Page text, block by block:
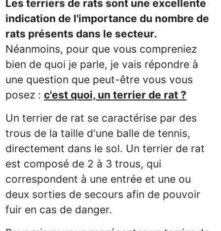
Les terriers de rats sont une excellente
indication de l'importance du nombre de
rats présents dans le secteur.
Néanmoins, pour que vous compreniez
bien de quoi je parle, je vais répondre à
une question que peut-être vous vous
posez :c'est quoi, un terrier de rat ?
Un terrier de rat se caractérise par des
trous de la taille d'une balle de tennis,
directement dans le sol. Un terrier de rat
est composé de 2 à 3 trous, qui
correspondent à une entrée et une ou
deux sorties de secours afin de pouvoir
fuir en cas de danger.